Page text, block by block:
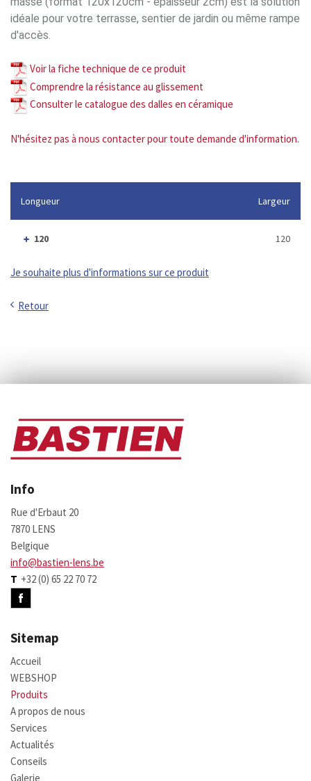
idéale pour votre terrasse, sentier de jardin ou même rampe
d'accès.
Voir la fiche technique de ce produit
Comprendre la résistance au glissement
Consulter le catalogue des dalles en céramique
N'hésitez pas à nous contacter pour toute demande d'information.
Longueur Largeur
120 120
Je souhaite plus d'informations sur ce produit
Retour
Info
Rue d'Erbaut 20
7870 LENS
Belgique
info@bastien-lens.be
T +32 (0) 65 22 70 72
Sitemap
Accueil
WEBSHOP
Produits
A propos de nous
Services
Actualités
Conseils
Galerie